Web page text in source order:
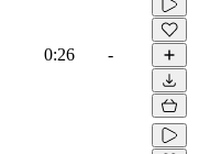
0:26 -